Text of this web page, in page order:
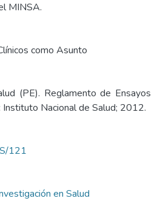
MINSA.
como Asunto
(PE). Reglamento de Ensayos
Instituto Nacional de Salud; 2012.
121
en Salud